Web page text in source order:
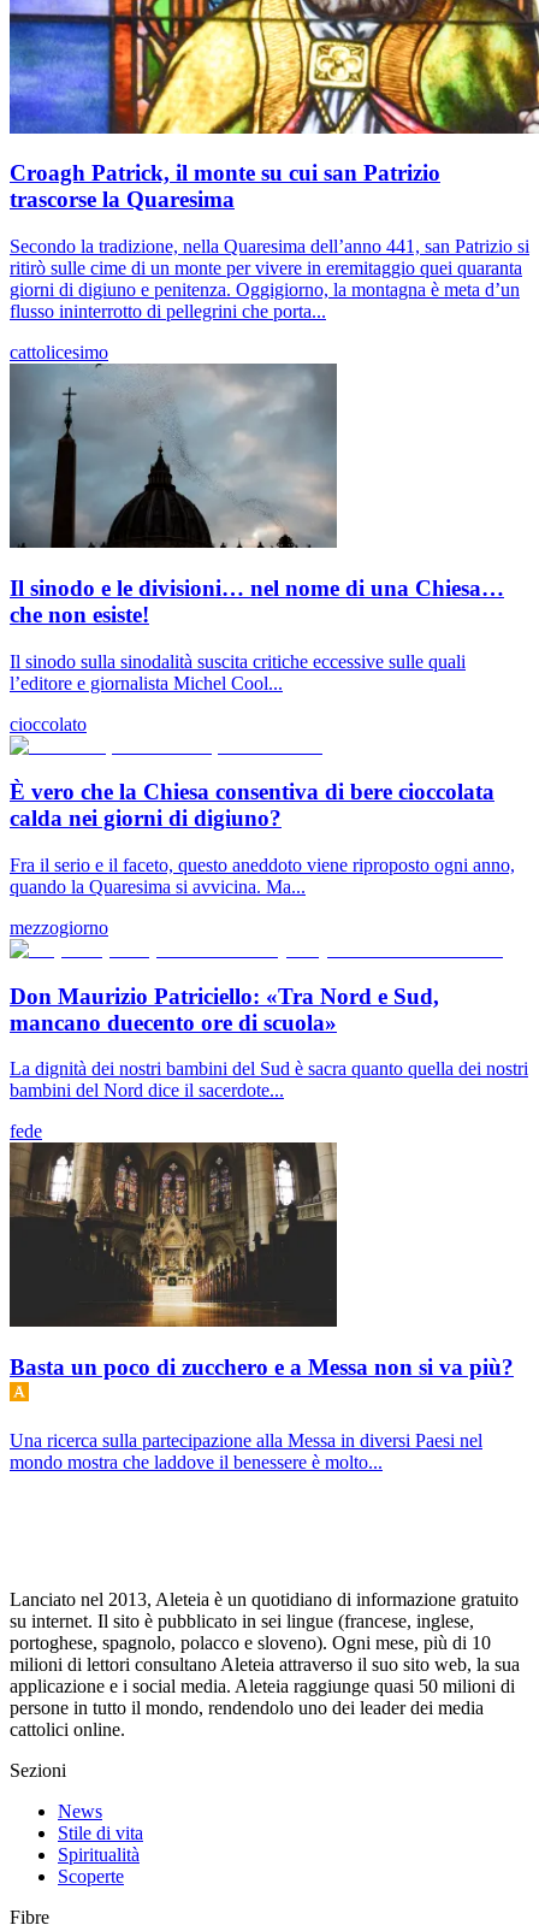
Croagh Patrick, il monte su cui san Patrizio
trascorse la Quaresima
Secondo la tradizione, nella Quaresima dell’anno 441, san Patrizio si
ritirò sulle cime di un monte per vivere in eremitaggio quei quaranta
giorni di digiuno e penitenza. Oggigiorno, la montagna è meta d’un
flusso ininterrotto di pellegrini che porta...
cattolicesimo
Il sinodo e le divisioni… nel nome di una Chiesa…
che non esiste!
Il sinodo sulla sinodalità suscita critiche eccessive sulle quali
l’editore e giornalista Michel Cool...
cioccolato
È vero che la Chiesa consentiva di bere cioccolata
calda nei giorni di digiuno?
Fra il serio e il faceto, questo aneddoto viene riproposto ogni anno,
quando la Quaresima si avvicina. Ma...
mezzogiorno
Don Maurizio Patriciello: «Tra Nord e Sud,
mancano duecento ore di scuola»
La dignità dei nostri bambini del Sud è sacra quanto quella dei nostri
bambini del Nord dice il sacerdote...
fede
Basta un poco di zucchero e a Messa non si va più?
Una ricerca sulla partecipazione alla Messa in diversi Paesi nel
mondo mostra che laddove il benessere è molto...
Lanciato nel 2013, Aleteia è un quotidiano di informazione gratuito
su internet. Il sito è pubblicato in sei lingue (francese, inglese,
portoghese, spagnolo, polacco e sloveno). Ogni mese, più di 10
milioni di lettori consultano Aleteia attraverso il suo sito web, la sua
applicazione e i social media. Aleteia raggiunge quasi 50 milioni di
persone in tutto il mondo, rendendolo uno dei leader dei media
cattolici online.
Sezioni
News
Stile di vita
Spiritualità
Scoperte
Fibre